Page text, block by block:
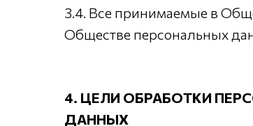
3.4. Все принимаемые в
Обществе персональных
4. ЦЕЛИ ОБРАБОТКИ
ДАННЫХ